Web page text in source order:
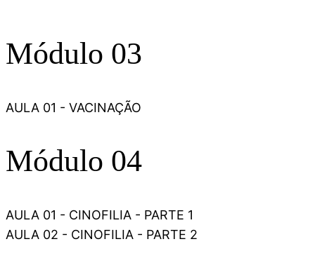
Módulo 03
AULA 01 - VACINAÇÃO
Módulo 04
AULA 01 - CINOFILIA - PARTE 1
AULA 02 - CINOFILIA - PARTE 2